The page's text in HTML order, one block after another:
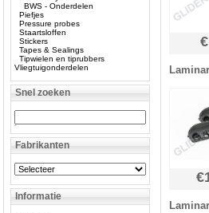
BWS - Onderdelen
Piefjes
Pressure probes
Staartsloffen
Stickers
Tapes & Sealings
Tipwielen en tiprubbers
Vliegtuigonderdelen
Snel zoeken
Fabrikanten
Informatie